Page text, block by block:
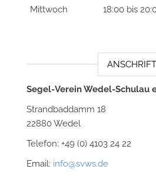
Mittwoch
18:00 bis
ANSCHRIFT
Segel-Verein Wedel-Schulau
Strandbaddamm 18
22880 Wedel
Telefon: +49 (0) 4103 24 22
Email: info@svws.de